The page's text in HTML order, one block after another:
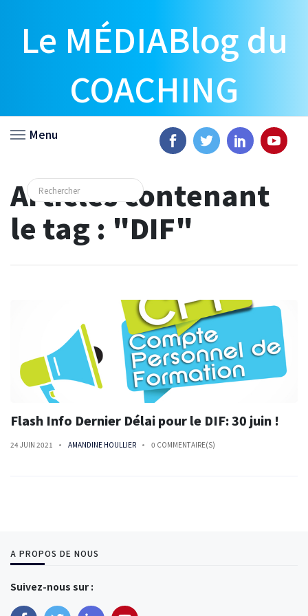
Le MÉDIABlog du
COACHING
Menu
Articles contenant
le tag : "DIF"
Flash Info Dernier Délai pour le DIF: 30 juin !
24 JUIN 2021 AMANDINE HOULLIER 0 COMMENTAIRE(S)
A PROPOS DE NOUS
Suivez-nous sur :